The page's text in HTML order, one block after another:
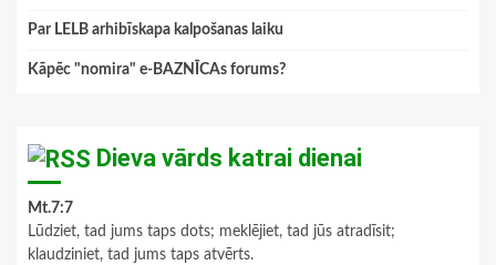
Par LELB arhibīskapa kalpošanas laiku
Kāpēc "nomira" e-BAZNĪCAs forums?
Dieva vārds katrai dienai
Mt.7:7
Lūdziet, tad jums taps dots; meklējiet, tad jūs atradīsit;
klaudziniet, tad jums taps atvērts.